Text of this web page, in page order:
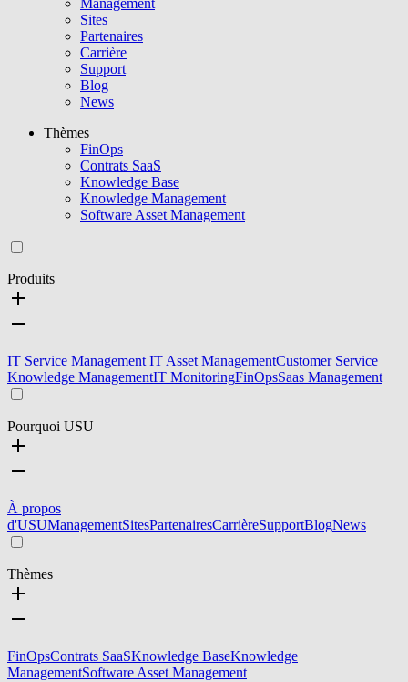
Management
Sites
Partenaires
Carrière
Support
Blog
News
Thèmes
FinOps
Contrats SaaS
Knowledge Base
Knowledge Management
Software Asset Management
Produits
IT Service Management IT Asset ManagementCustomer Service
Knowledge ManagementIT MonitoringFinOpsSaas Management
Pourquoi USU
À propos
d'USUManagementSitesPartenairesCarrièreSupportBlogNews
Thèmes
FinOpsContrats SaaSKnowledge BaseKnowledge
ManagementSoftware Asset Management